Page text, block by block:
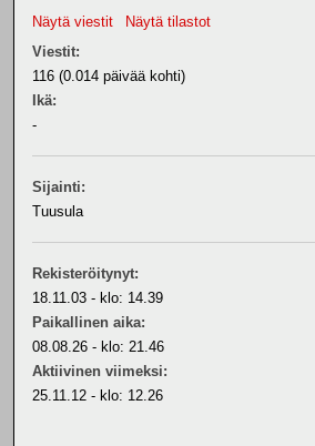
Näytä viestit
Näytä tilastot
Viestit:
116 (0.014 päivää kohti)
Ikä:
-
Sijainti:
Tuusula
Rekisteröitynyt:
18.11.03 - klo: 14.39
Paikallinen aika:
08.08.26 - klo: 21.46
Aktiivinen viimeksi:
25.11.12 - klo: 12.26